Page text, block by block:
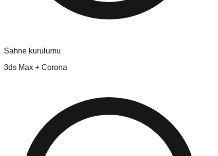
Sahne kurulumu
3ds Max + Corona